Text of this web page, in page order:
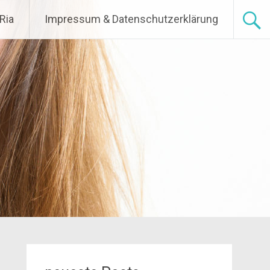
Ria Impressum & Datenschutzerklärung